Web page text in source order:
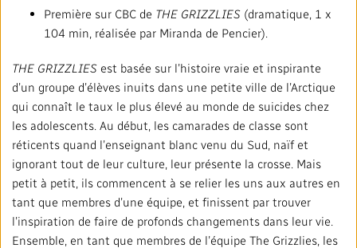
Première sur CBC de THE GRIZZLIES (dramatique, 1 x
104 min, réalisée par Miranda de Pencier).
THE GRIZZLIES est basée sur l’histoire vraie et inspirante
d’un groupe d’élèves inuits dans une petite ville de l’Arctique
qui connaît le taux le plus élevé au monde de suicides chez
les adolescents. Au début, les camarades de classe sont
réticents quand l’enseignant blanc venu du Sud, naïf et
ignorant tout de leur culture, leur présente la crosse. Mais
petit à petit, ils commencent à se relier les uns aux autres en
tant que membres d’une équipe, et finissent par trouver
l’inspiration de faire de profonds changements dans leur vie.
Ensemble, en tant que membres de l’équipe The Grizzlies, les